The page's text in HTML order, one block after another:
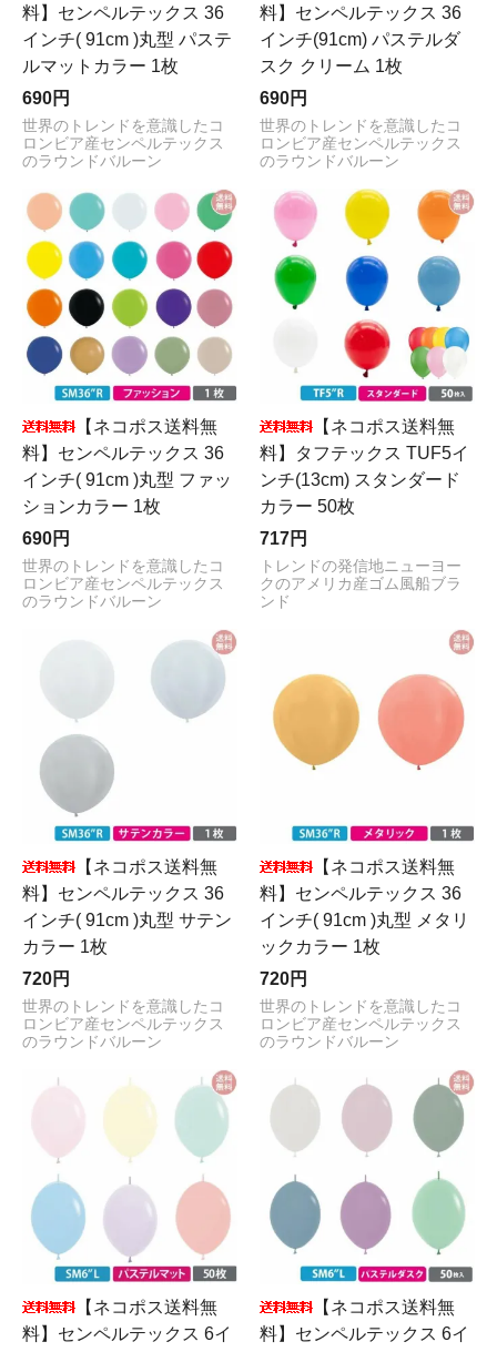
料】センペルテックス 36
インチ( 91cm )丸型 パステ
ルマットカラー 1枚
690円
世界のトレンドを意識したコ
ロンビア産センペルテックス
のラウンドバルーン
料】センペルテックス 36
インチ(91cm) パステルダ
スク クリーム 1枚
690円
世界のトレンドを意識したコ
ロンビア産センペルテックス
のラウンドバルーン
【ネコポス送料無
料】センペルテックス 36
インチ( 91cm )丸型 ファッ
ションカラー 1枚
690円
世界のトレンドを意識したコ
ロンビア産センペルテックス
のラウンドバルーン
【ネコポス送料無
料】タフテックス TUF5イ
ンチ(13cm) スタンダード
カラー 50枚
717円
トレンドの発信地ニューヨー
クのアメリカ産ゴム風船ブラ
ンド
【ネコポス送料無
料】センペルテックス 36
インチ( 91cm )丸型 サテン
カラー 1枚
720円
世界のトレンドを意識したコ
ロンビア産センペルテックス
のラウンドバルーン
【ネコポス送料無
料】センペルテックス 36
インチ( 91cm )丸型 メタリ
ックカラー 1枚
720円
世界のトレンドを意識したコ
ロンビア産センペルテックス
のラウンドバルーン
【ネコポス送料無
料】センペルテックス 6イ
【ネコポス送料無
料】センペルテックス 6イ